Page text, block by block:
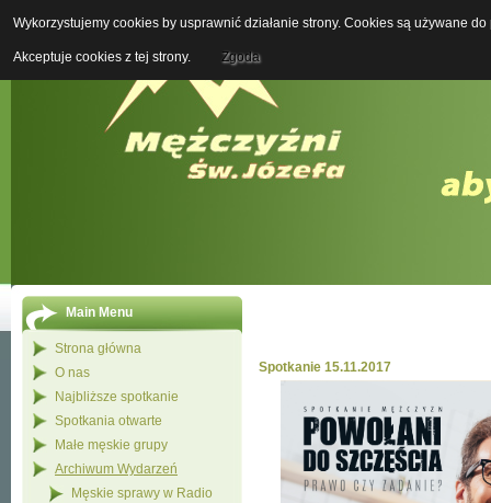
Boży
Main Menu
Strona główna
O nas
Najbliższe spotkanie
Spotkania otwarte
Małe męskie grupy
Archiwum Wydarzeń
Męskie sprawy w Radio
Spotkanie 15.11.2017
Wykorzystujemy cookies by usprawnić działanie strony. Cookies są używane
Akceptuje cookies z tej strony. Zgoda